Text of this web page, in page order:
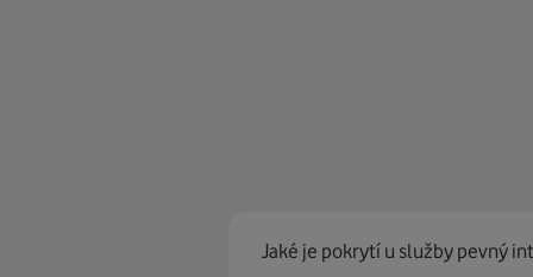
Jaké je pokrytí u služby pevný